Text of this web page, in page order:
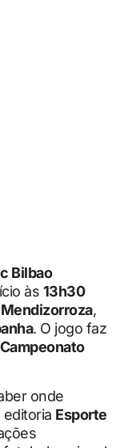
Bilbao
às 13h30
,
. O jogo faz
Campeonato
onde
Esporte